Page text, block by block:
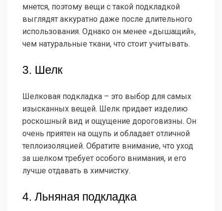
мнется, поэтому вещи с такой подкладкой
выглядят аккуратно даже после длительного
использования. Однако он менее «дышащий»,
чем натуральные ткани, что стоит учитывать.
3. Шелк
Шелковая подкладка – это выбор для самых
изысканных вещей. Шелк придает изделию
роскошный вид и ощущение дороговизны. Он
очень приятен на ощупь и обладает отличной
теплоизоляцией. Обратите внимание, что уход
за шелком требует особого внимания, и его
лучше отдавать в химчистку.
4. Льняная подкладка